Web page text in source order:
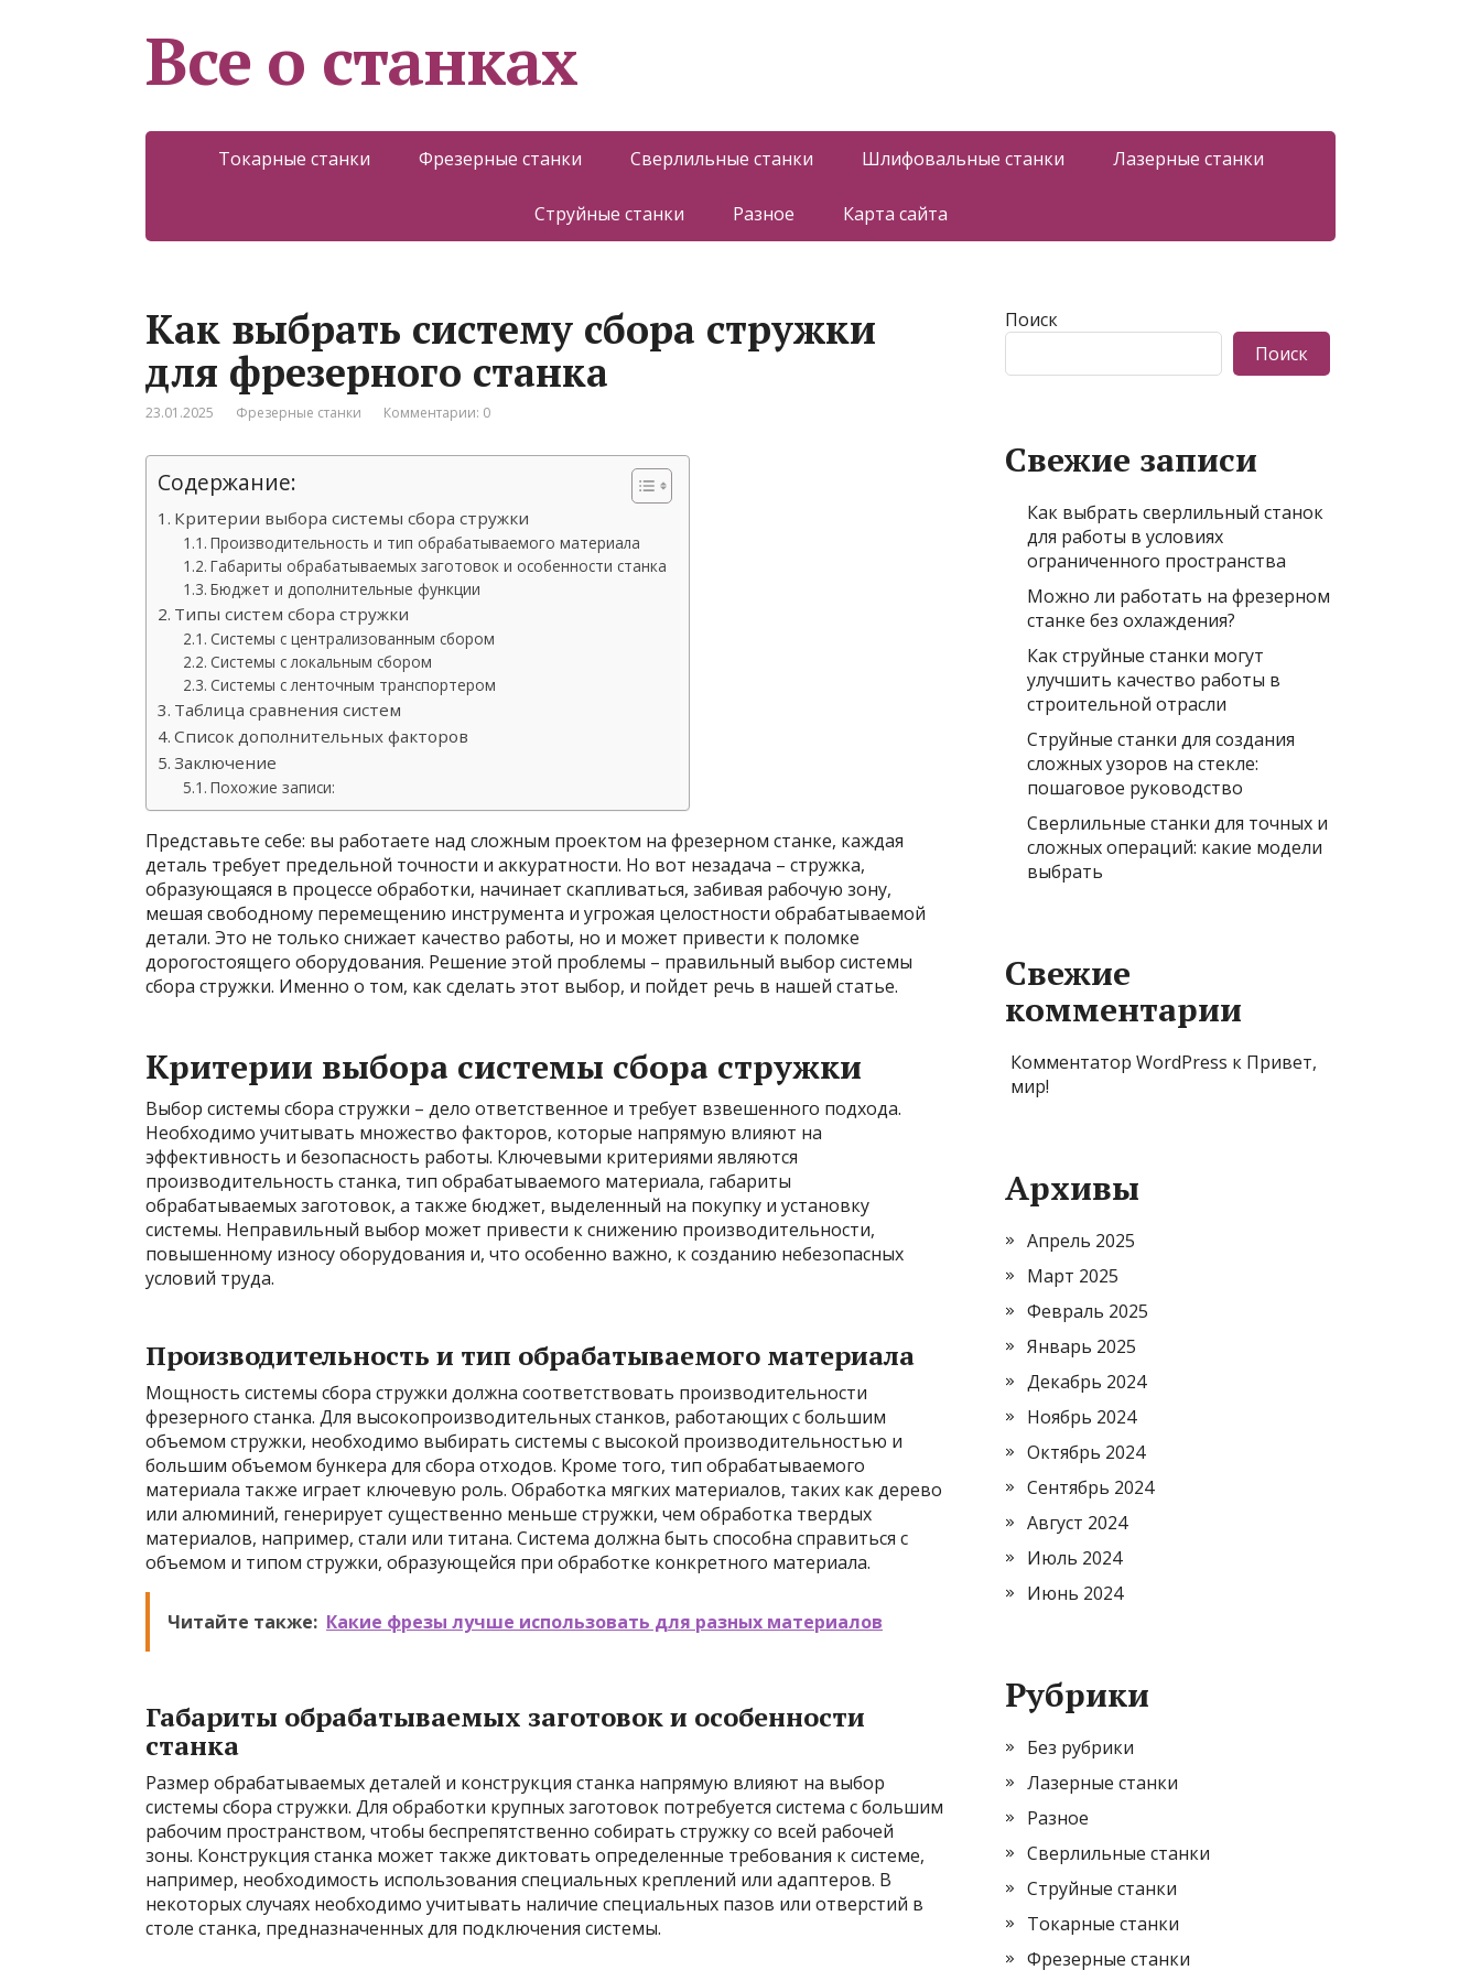
Все о станках
Токарные станки Фрезерные станки Сверлильные станки Шлифовальные станки Лазерные станки
Струйные станки Разное Карта сайта
Как выбрать систему сбора стружки
для фрезерного станка
23.01.2025 Фрезерные станки Комментарии: 0
Содержание:
Критерии выбора системы сбора стружки
Производительность и тип обрабатываемого материала
Габариты обрабатываемых заготовок и особенности станка
Бюджет и дополнительные функции
Типы систем сбора стружки
Системы с централизованным сбором
Системы с локальным сбором
Системы с ленточным транспортером
Таблица сравнения систем
Список дополнительных факторов
Заключение
Похожие записи:
Представьте себе: вы работаете над сложным проектом на фрезерном станке, каждая
деталь требует предельной точности и аккуратности. Но вот незадача – стружка,
образующаяся в процессе обработки, начинает скапливаться, забивая рабочую зону,
мешая свободному перемещению инструмента и угрожая целостности обрабатываемой
детали. Это не только снижает качество работы, но и может привести к поломке
дорогостоящего оборудования. Решение этой проблемы – правильный выбор системы
сбора стружки. Именно о том, как сделать этот выбор, и пойдет речь в нашей статье.
Критерии выбора системы сбора стружки
Выбор системы сбора стружки – дело ответственное и требует взвешенного подхода.
Необходимо учитывать множество факторов, которые напрямую влияют на
эффективность и безопасность работы. Ключевыми критериями являются
производительность станка, тип обрабатываемого материала, габариты
обрабатываемых заготовок, а также бюджет, выделенный на покупку и установку
системы. Неправильный выбор может привести к снижению производительности,
повышенному износу оборудования и, что особенно важно, к созданию небезопасных
условий труда.
Производительность и тип обрабатываемого материала
Мощность системы сбора стружки должна соответствовать производительности
фрезерного станка. Для высокопроизводительных станков, работающих с большим
объемом стружки, необходимо выбирать системы с высокой производительностью и
большим объемом бункера для сбора отходов. Кроме того, тип обрабатываемого
материала также играет ключевую роль. Обработка мягких материалов, таких как дерево
или алюминий, генерирует существенно меньше стружки, чем обработка твердых
материалов, например, стали или титана. Система должна быть способна справиться с
объемом и типом стружки, образующейся при обработке конкретного материала.
Читайте также: Какие фрезы лучше использовать для разных материалов
Габариты обрабатываемых заготовок и особенности
станка
Размер обрабатываемых деталей и конструкция станка напрямую влияют на выбор
системы сбора стружки. Для обработки крупных заготовок потребуется система с большим
рабочим пространством, чтобы беспрепятственно собирать стружку со всей рабочей
зоны. Конструкция станка может также диктовать определенные требования к системе,
например, необходимость использования специальных креплений или адаптеров. В
некоторых случаях необходимо учитывать наличие специальных пазов или отверстий в
столе станка, предназначенных для подключения системы.
Поиск
Поиск
Свежие записи
Как выбрать сверлильный станок
для работы в условиях
ограниченного пространства
Можно ли работать на фрезерном
станке без охлаждения?
Как струйные станки могут
улучшить качество работы в
строительной отрасли
Струйные станки для создания
сложных узоров на стекле:
пошаговое руководство
Сверлильные станки для точных и
сложных операций: какие модели
выбрать
Свежие
комментарии
Комментатор WordPress к Привет,
мир!
Архивы
Апрель 2025
Март 2025
Февраль 2025
Январь 2025
Декабрь 2024
Ноябрь 2024
Октябрь 2024
Сентябрь 2024
Август 2024
Июль 2024
Июнь 2024
Рубрики
Без рубрики
Лазерные станки
Разное
Сверлильные станки
Струйные станки
Токарные станки
Фрезерные станки